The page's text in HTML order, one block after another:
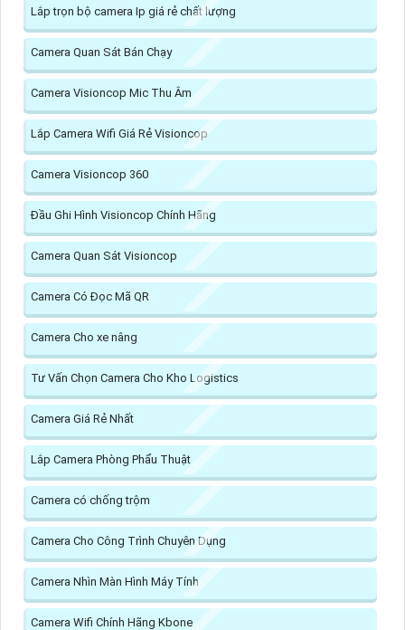
Lắp trọn bộ camera Ip giá rẻ chất lượng
Camera Quan Sát Bán Chạy
Camera Visioncop Mic Thu Âm
Lắp Camera Wifi Giá Rẻ Visioncop
Camera Visioncop 360
Đầu Ghi Hình Visioncop Chính Hãng
Camera Quan Sát Visioncop
Camera Có Đọc Mã QR
Camera Cho xe nâng
Tư Vấn Chọn Camera Cho Kho Logistics
Camera Giá Rẻ Nhất
Lắp Camera Phòng Phẩu Thuật
Camera có chống trộm
Camera Cho Công Trình Chuyên Dụng
Camera Nhìn Màn Hình Máy Tính
Camera Wifi Chính Hãng Kbone